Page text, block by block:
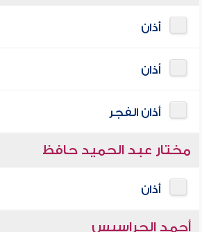
أذان
أذان
أذان الفجر
مختار عبد الحميد حافظ
أذان
أحمد الحراسيس